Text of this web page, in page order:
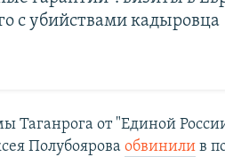
с убийствами кадыровца
Таганрога от "Единой
Полубояроваобвинили в